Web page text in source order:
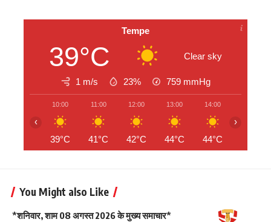
Tempe
39°C Clear sky
1 m/s 23% 759 mmHg
10:00
39°C
11:00
41°C
12:00
42°C
13:00
44°C
14:00
44°C
‹ ›
You Might also Like
*शनिवार, शाम 08 अगस्त 2026 के मुख्य समाचार*